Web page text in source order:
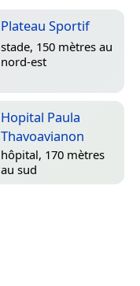
Plateau Sportif
stade, 150 mètres au
nord-est
Hopital Paula
Thavoavianon
hôpital, 170 mètres
au sud